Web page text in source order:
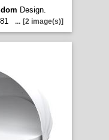
Design.
... [2 image(s)]